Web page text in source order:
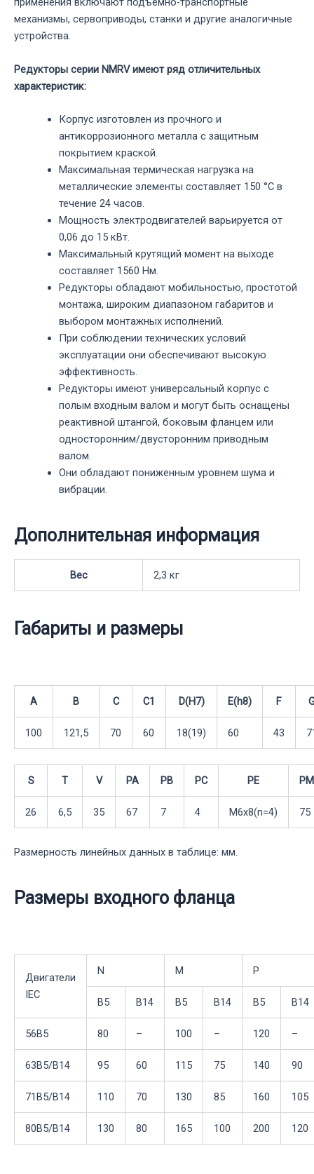
механизмы, сервоприводы, станки и другие аналогичные
устройства.
Редукторы серии NMRV имеют ряд отличительных
характеристик:
Корпус изготовлен из прочного и
антикоррозионного металла с защитным
покрытием краской.
Максимальная термическая нагрузка на
металлические элементы составляет 150 °C в
течение 24 часов.
Мощность электродвигателей варьируется от
0,06 до 15 кВт.
Максимальный крутящий момент на выходе
составляет 1560 Нм.
Редукторы обладают мобильностью, простотой
монтажа, широким диапазоном габаритов и
выбором монтажных исполнений.
При соблюдении технических условий
эксплуатации они обеспечивают высокую
эффективность.
Редукторы имеют универсальный корпус с
полым входным валом и могут быть оснащены
реактивной штангой, боковым фланцем или
односторонним/двусторонним приводным
валом.
Они обладают пониженным уровнем шума и
вибрации.
Дополнительная информация
Вес 2,3 кг
Габариты и размеры
A B C C1 D(H7) E(h8) F
100 121,5 70 60 18(19) 60 43
S T V PA PB PC PE PM
26 6,5 35 67 7 4 M6x8(n=4) 75
Размерность линейных данных в таблице: мм.
Размеры входного фланца
Двигатели
IEC
N M P
B5 B14 B5 B14 B5 B14
56B5 80 – 100 – 120 –
63B5/B14 95 60 115 75 140 90
71B5/B14 110 70 130 85 160 105
80B5/B14 130 80 165 100 200 120